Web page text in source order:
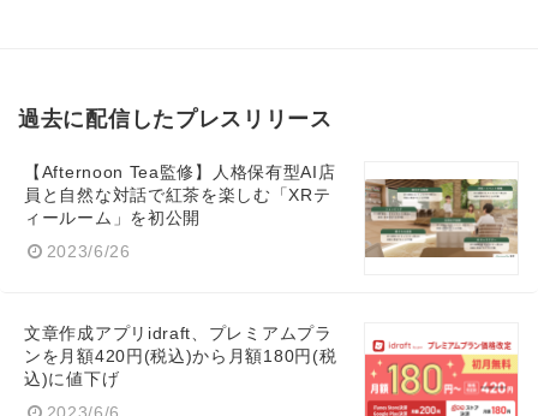
過去に配信したプレスリリース
【Afternoon Tea監修】人格保有型AI店
員と自然な対話で紅茶を楽しむ「XRテ
ィールーム」を初公開
2023/6/26
文章作成アプリidraft、プレミアムプラ
ンを月額420円(税込)から月額180円(税
込)に値下げ